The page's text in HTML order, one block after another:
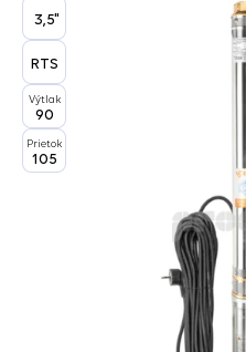
3,5"
RTS
Výtlak
90
Prietok
105